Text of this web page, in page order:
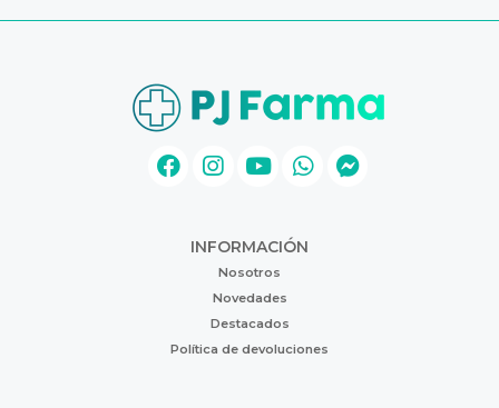
INFORMACIÓN
Nosotros
Novedades
Destacados
Política de devoluciones